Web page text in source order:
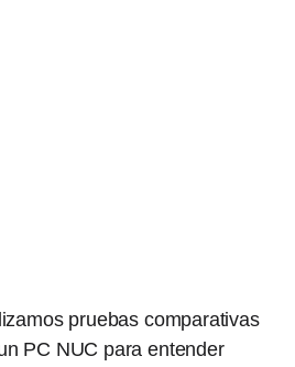
pruebas comparativas
PC NUC para entender